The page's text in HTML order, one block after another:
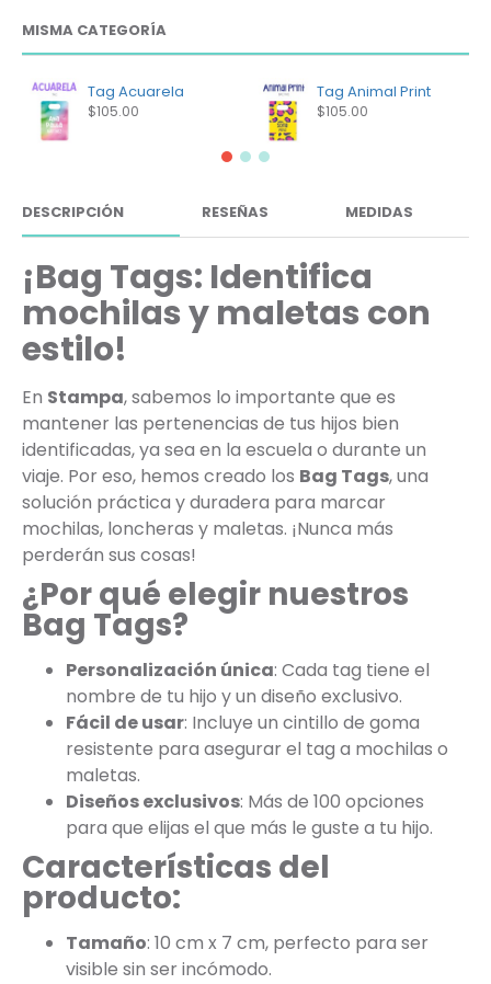
MISMA CATEGORÍA
Tag Acuarela
$105.00
Tag Animal Print
$105.00
DESCRIPCIÓN RESEÑAS MEDIDAS
¡Bag Tags: Identifica
mochilas y maletas con
estilo!
En Stampa, sabemos lo importante que es
mantener las pertenencias de tus hijos bien
identificadas, ya sea en la escuela o durante un
viaje. Por eso, hemos creado los Bag Tags, una
solución práctica y duradera para marcar
mochilas, loncheras y maletas. ¡Nunca más
perderán sus cosas!
¿Por qué elegir nuestros
Bag Tags?
Personalización única: Cada tag tiene el
nombre de tu hijo y un diseño exclusivo.
Fácil de usar: Incluye un cintillo de goma
resistente para asegurar el tag a mochilas o
maletas.
Diseños exclusivos: Más de 100 opciones
para que elijas el que más le guste a tu hijo.
Características del
producto:
Tamaño: 10 cm x 7 cm, perfecto para ser
visible sin ser incómodo.